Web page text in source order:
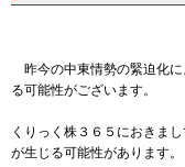
昨今の中東情勢の緊迫化
る可能性がございます。
くりっく株３６５におきま
が生じる可能性があります。